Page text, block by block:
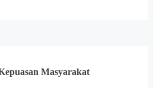
Masyarakat